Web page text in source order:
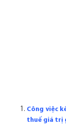
Công việc
thuế giá trị